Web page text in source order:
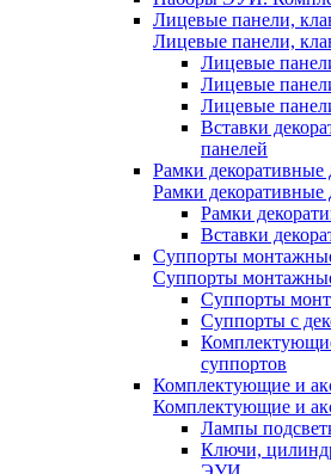
Лицевые панели,
Лицевые панели,
Лицевые
Лицевые
Лицевые
Вставки
панелей
Рамки
Рамки
Рамки
Вставки
Суппорты
Суппорты
Суппорты
Суппорты с
суппортов
Комплектующие и
Комплектующие и
Лампы
Ключи,